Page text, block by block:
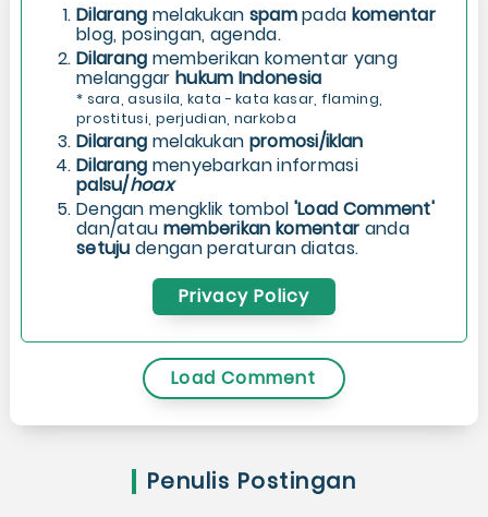
Dilarang melakukan spampada komentar
blog, posingan, agenda.
Dilarang memberikan komentar yang
melanggar hukum Indonesia
* sara, asusila, kata - kata kasar, flaming,
prostitusi, perjudian, narkoba
Dilarang melakukan promosi/iklan
Dilarang menyebarkan informasi
palsu/hoax
Dengan mengklik tombol 'Load Comment'
dan/atau memberikan komentar anda
setuju dengan peraturan diatas.
Privacy Policy
Load Comment
Penulis Postingan